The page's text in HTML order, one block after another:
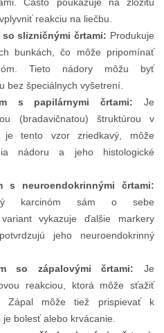
reakciu na liečbu.
slizničnými črtami: Produkuje
bunkách, čo môže pripomínať
Tieto nádory môžu byť
bez špeciálnych vyšetrení.
s papilárnymi črtami: Je
(bradavičnatou) štruktúrou v
je tento vzor zriedkavý, môže
nádoru a jeho histologické
s neuroendokrinnými črtami:
karcinóm sám o sebe
vykazuje ďalšie markery
jeho neuroendokrinný
so zápalovými črtami: Je
reakciou, ktorá môže sťažiť
Zápal môže tiež prispievať k
bolesť alebo krvácanie.